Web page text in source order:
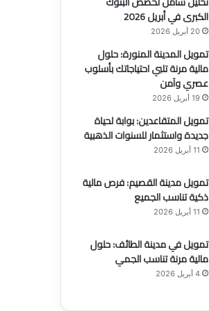
الكبرى في أبريل 2026
20 أبريل 2026
تمويل المدينة المنورة: حلول
مالية مرنة تلبي احتياجاتك بأسلوب
عصري وآمن
19 أبريل 2026
تمويل المتقاعدين: بوابة لحياة
جديدة واستثمار للسنوات الذهبية
11 أبريل 2026
تمويل مدينة القصيم: فرص مالية
ذكية تناسب الجميع
11 أبريل 2026
تمويل في مدينة الطائف: حلول
مالية مرنة تناسب الجمي
4 أبريل 2026